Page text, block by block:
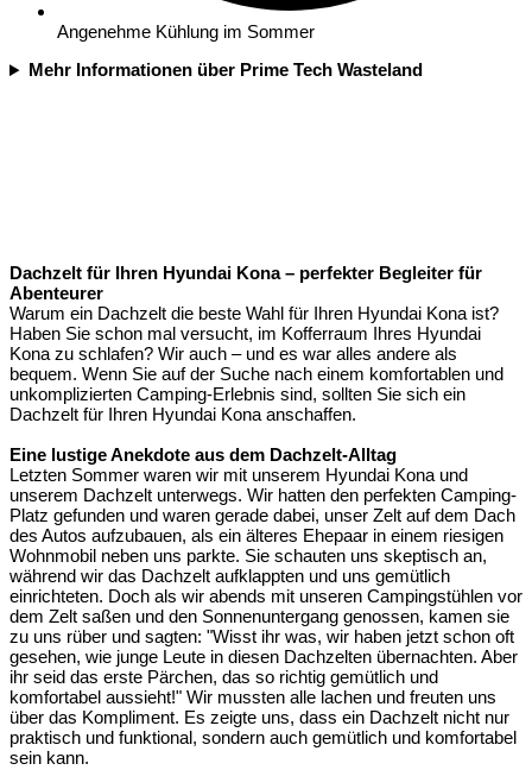
Angenehme Kühlung im Sommer
Mehr Informationen über Prime Tech Wasteland
Dachzelt für Ihren Hyundai Kona – perfekter Begleiter für
Abenteurer
Warum ein Dachzelt die beste Wahl für Ihren Hyundai Kona ist?
Haben Sie schon mal versucht, im Kofferraum Ihres Hyundai
Kona zu schlafen? Wir auch – und es war alles andere als
bequem. Wenn Sie auf der Suche nach einem komfortablen und
unkomplizierten Camping-Erlebnis sind, sollten Sie sich ein
Dachzelt für Ihren Hyundai Kona anschaffen.
Eine lustige Anekdote aus dem Dachzelt-Alltag
Letzten Sommer waren wir mit unserem Hyundai Kona und
unserem Dachzelt unterwegs. Wir hatten den perfekten Camping-
Platz gefunden und waren gerade dabei, unser Zelt auf dem Dach
des Autos aufzubauen, als ein älteres Ehepaar in einem riesigen
Wohnmobil neben uns parkte. Sie schauten uns skeptisch an,
während wir das Dachzelt aufklappten und uns gemütlich
einrichteten. Doch als wir abends mit unseren Campingstühlen vor
dem Zelt saßen und den Sonnenuntergang genossen, kamen sie
zu uns rüber und sagten: "Wisst ihr was, wir haben jetzt schon oft
gesehen, wie junge Leute in diesen Dachzelten übernachten. Aber
ihr seid das erste Pärchen, das so richtig gemütlich und
komfortabel aussieht!" Wir mussten alle lachen und freuten uns
über das Kompliment. Es zeigte uns, dass ein Dachzelt nicht nur
praktisch und funktional, sondern auch gemütlich und komfortabel
sein kann.